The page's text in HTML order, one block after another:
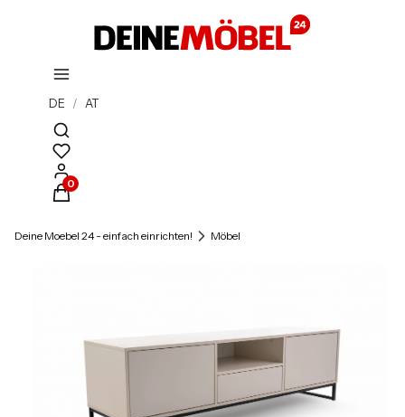
DE / AT
Suchmaschine öffnen
Produkte im Warenkorb: 0. Details anzeigen
Deine Moebel 24 - einfach einrichten! Möbel